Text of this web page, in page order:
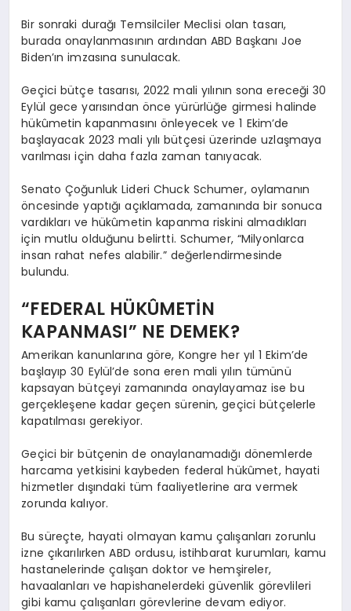
Bir sonraki durağı Temsilciler Meclisi olan tasarı,
burada onaylanmasının ardından ABD Başkanı Joe
Biden’ın imzasına sunulacak.
Geçici bütçe tasarısı, 2022 mali yılının sona ereceği 30
Eylül gece yarısından önce yürürlüğe girmesi halinde
hükûmetin kapanmasını önleyecek ve 1 Ekim’de
başlayacak 2023 mali yılı bütçesi üzerinde uzlaşmaya
varılması için daha fazla zaman tanıyacak.
Senato Çoğunluk Lideri Chuck Schumer, oylamanın
öncesinde yaptığı açıklamada, zamanında bir sonuca
vardıkları ve hükûmetin kapanma riskini almadıkları
için mutlu olduğunu belirtti. Schumer, “Milyonlarca
insan rahat nefes alabilir.” değerlendirmesinde
bulundu.
“FEDERAL HÜKÛMETİN
KAPANMASI” NE DEMEK?
Amerikan kanunlarına göre, Kongre her yıl 1 Ekim’de
başlayıp 30 Eylül’de sona eren mali yılın tümünü
kapsayan bütçeyi zamanında onaylayamaz ise bu
gerçekleşene kadar geçen sürenin, geçici bütçelerle
kapatılması gerekiyor.
Geçici bir bütçenin de onaylanamadığı dönemlerde
harcama yetkisini kaybeden federal hükûmet, hayati
hizmetler dışındaki tüm faaliyetlerine ara vermek
zorunda kalıyor.
Bu süreçte, hayati olmayan kamu çalışanları zorunlu
izne çıkarılırken ABD ordusu, istihbarat kurumları, kamu
hastanelerinde çalışan doktor ve hemşireler,
havaalanları ve hapishanelerdeki güvenlik görevlileri
gibi kamu çalışanları görevlerine devam ediyor.